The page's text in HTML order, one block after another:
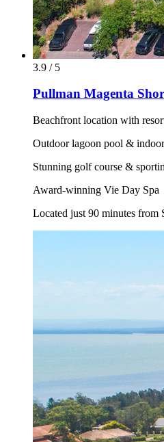
3.9 / 5
Pullman Magenta
Beachfront location with
Outdoor lagoon pool &
Stunning golf course &
Award-winning Vie Day Spa
Located just 90 minutes from